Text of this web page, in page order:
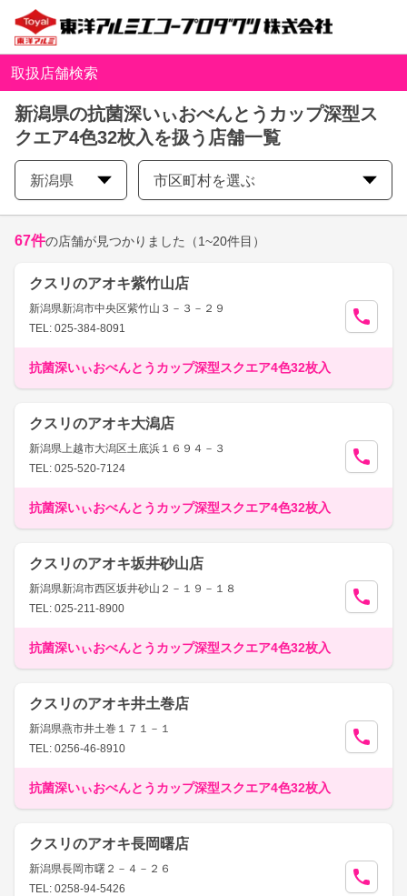
取扱店舗検索
新潟県の抗菌深いぃおべんとうカップ深型ス
クエア4色32枚入を扱う店舗一覧
新潟県 市区町村を選ぶ
67件の店舗が見つかりました （1~20件目）
クスリのアオキ紫竹山店
新潟県新潟市中央区紫竹山３－３－２９
TEL: 025-384-8091
抗菌深いぃおべんとうカップ深型スクエア4色32枚入
クスリのアオキ大潟店
新潟県上越市大潟区土底浜１６９４－３
TEL: 025-520-7124
抗菌深いぃおべんとうカップ深型スクエア4色32枚入
クスリのアオキ坂井砂山店
新潟県新潟市西区坂井砂山２－１９－１８
TEL: 025-211-8900
抗菌深いぃおべんとうカップ深型スクエア4色32枚入
クスリのアオキ井土巻店
新潟県燕市井土巻１７１－１
TEL: 0256-46-8910
抗菌深いぃおべんとうカップ深型スクエア4色32枚入
クスリのアオキ長岡曙店
新潟県長岡市曙２－４－２６
TEL: 0258-94-5426